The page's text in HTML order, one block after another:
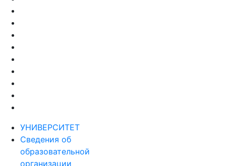
УНИВЕРСИТЕТ
Сведения об
образовательной
организации